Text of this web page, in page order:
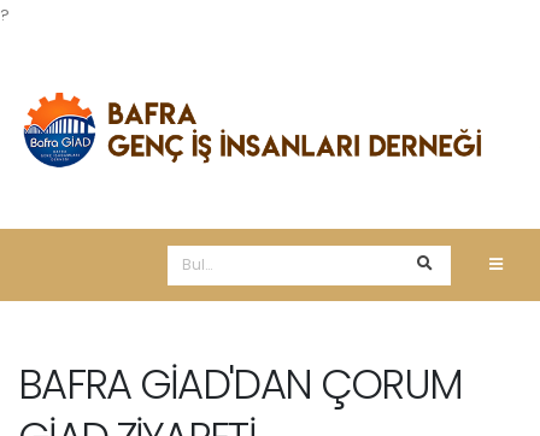
?
BAFRA GİAD'DAN ÇORUM